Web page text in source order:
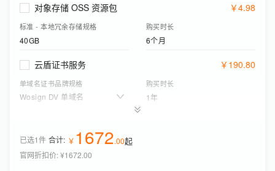
对象存储 OSS 资源包 ￥4.98
标准 - 本地冗余存储规格
40GB
购买时长
6个月
云盾证书服务 ￥ 190.80
单域名证书品牌规格
Wosign DV 单域名
购买时长
1年
版本
个人版
已选1件 合计: ￥ 1672.00起
官网折扣价:¥1672.00